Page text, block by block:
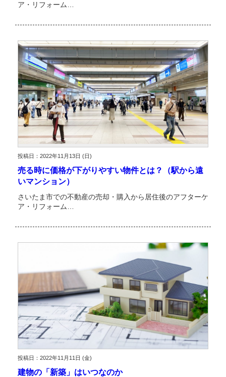
ア・リフォーム…
投稿日：2022年11月13日 (日)
売る時に価格が下がりやすい物件とは？（駅から遠
いマンション）
さいたま市での不動産の売却・購入から居住後のアフターケ
ア・リフォーム…
投稿日：2022年11月11日 (金)
建物の「新築」はいつなのか